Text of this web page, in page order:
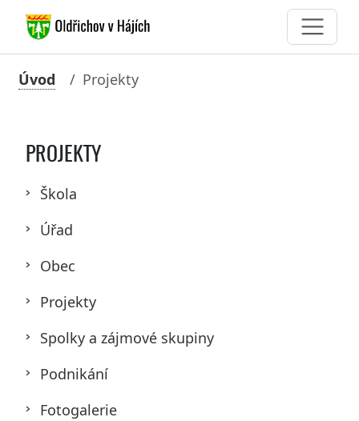
Úvod Projekty
PROJEKTY
Škola
Úřad
Obec
Projekty
Spolky a zájmové skupiny
Podnikání
Fotogalerie